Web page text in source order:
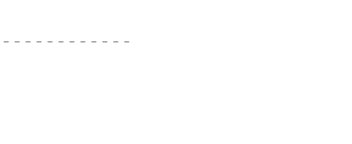
－－－－－－－－－－－